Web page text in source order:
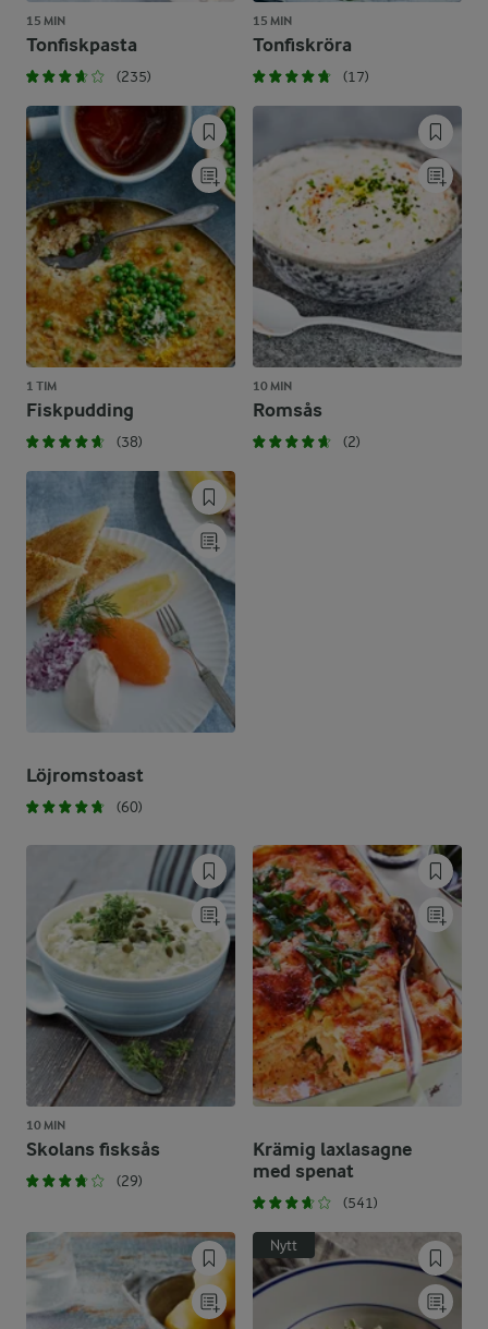
15 MIN
Tonfiskpasta
(235)
15 MIN
Tonfiskröra
(17)
1 TIM
Fiskpudding
(38)
10 MIN
Romsås
(2)
Löjromstoast
(60)
10 MIN
Skolans fisksås
(29)
Krämig laxlasagne
med spenat
(541)
Nytt